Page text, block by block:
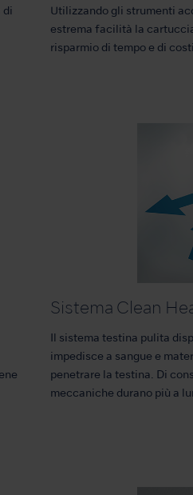
di
Utilizzando gli strumenti
estrema facilità la
risparmio di tempo e di
Sistema Clean
Il sistema testina pulita
impedisce a sangue e
penetrare la testina. Di
meccaniche durano più a